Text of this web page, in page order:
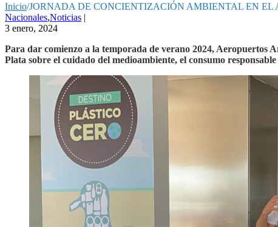
Inicio/JORNADA DE CONCIENTIZACIÓN AMBIENTAL EN
Nacionales,Noticias |
3 enero, 2024
Para dar comienzo a la temporada de verano 2024,
Plata sobre el cuidado del medioambiente, el consumo